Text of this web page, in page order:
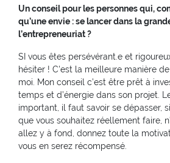
Un conseil pour les personnes qui,
qu’une envie : se lancer dans la
l’entrepreneuriat ?
SI vous êtes persévérant.e et
hésiter ! C'est la meilleure manière
moi. Mon conseil c’est être prêt à
temps et d’énergie dans son projet.
important, il faut savoir se dépasser,
que vous souhaitez réellement faire,
allez y à fond, donnez toute la
vous en serez récompensé.